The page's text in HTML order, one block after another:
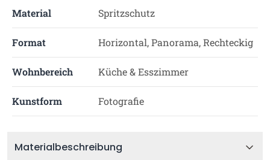
Material Spritzschutz
Format Horizontal, Panorama, Rechteckig
Wohnbereich Küche & Esszimmer
Kunstform Fotografie
Materialbeschreibung